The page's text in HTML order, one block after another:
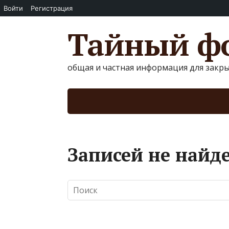
Войти Регистрация
Тайный
общая и частная информация для
Записей не